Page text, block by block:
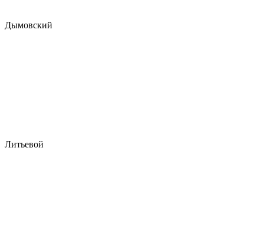
Дымовский
Литьевой